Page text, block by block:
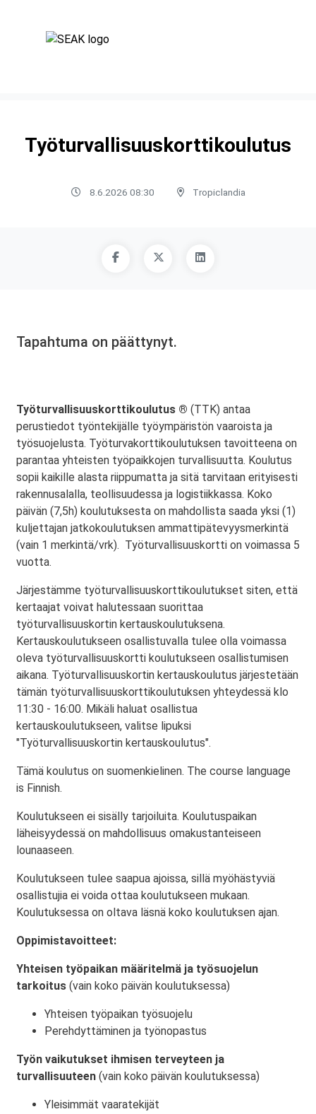
Työturvallisuuskorttikoulutus
8.6.2026 08:30 Tropiclandia
Tapahtuma on päättynyt.
Työturvallisuuskorttikoulutus ® (TTK) antaa
perustiedot työntekijälle työympäristön vaaroista ja
työsuojelusta. Työturvakorttikoulutuksen tavoitteena on
parantaa yhteisten työpaikkojen turvallisuutta. Koulutus
sopii kaikille alasta riippumatta ja sitä tarvitaan erityisesti
rakennusalalla, teollisuudessa ja logistiikkassa. Koko
päivän (7,5h) koulutuksesta on mahdollista saada yksi (1)
kuljettajan jatkokoulutuksen ammattipätevyysmerkintä
(vain 1 merkintä/vrk). Työturvallisuuskortti on voimassa 5
vuotta.
Järjestämme työturvallisuuskorttikoulutukset siten, että
kertaajat voivat halutessaan suorittaa
työturvallisuuskortin kertauskoulutuksena.
Kertauskoulutukseen osallistuvalla tulee olla voimassa
oleva työturvallisuuskortti koulutukseen osallistumisen
aikana. Työturvallisuuskortin kertauskoulutus järjestetään
tämän työturvallisuuskorttikoulutuksen yhteydessä klo
11:30 - 16:00. Mikäli haluat osallistua
kertauskoulutukseen, valitse lipuksi
"Työturvallisuuskortin kertauskoulutus".
Tämä koulutus on suomenkielinen. The course language
is Finnish.
Koulutukseen ei sisälly tarjoiluita. Koulutuspaikan
läheisyydessä on mahdollisuus omakustanteiseen
lounaaseen.
Koulutukseen tulee saapua ajoissa, sillä myöhästyviä
osallistujia ei voida ottaa koulutukseen mukaan.
Koulutuksessa on oltava läsnä koko koulutuksen ajan.
Oppimistavoitteet:
Yhteisen työpaikan määritelmä ja työsuojelun
tarkoitus (vain koko päivän koulutuksessa)
Yhteisen työpaikan työsuojelu
Perehdyttäminen ja työnopastus
Työn vaikutukset ihmisen terveyteen ja
turvallisuuteen (vain koko päivän koulutuksessa)
Yleisimmät vaaratekijät